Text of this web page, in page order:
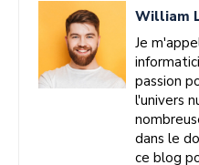
William
Je
passion
l'univers
dans le
ce blog